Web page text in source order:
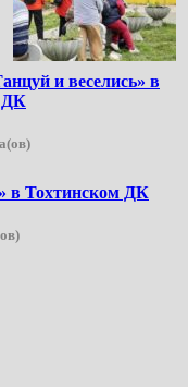
и веселись» в
ДК
в Тохтинском ДК